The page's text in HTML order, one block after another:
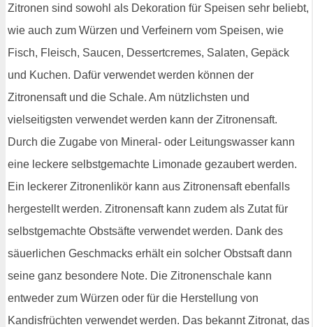
Zitronen sind sowohl als Dekoration für Speisen sehr beliebt,
wie auch zum Würzen und Verfeinern vom Speisen, wie
Fisch, Fleisch, Saucen, Dessertcremes, Salaten, Gepäck
und Kuchen. Dafür verwendet werden können der
Zitronensaft und die Schale. Am nützlichsten und
vielseitigsten verwendet werden kann der Zitronensaft.
Durch die Zugabe von Mineral- oder Leitungswasser kann
eine leckere selbstgemachte Limonade gezaubert werden.
Ein leckerer Zitronenlikör kann aus Zitronensaft ebenfalls
hergestellt werden. Zitronensaft kann zudem als Zutat für
selbstgemachte Obstsäfte verwendet werden. Dank des
säuerlichen Geschmacks erhält ein solcher Obstsaft dann
seine ganz besondere Note. Die Zitronenschale kann
entweder zum Würzen oder für die Herstellung von
Kandisfrüchten verwendet werden. Das bekannt Zitronat, das